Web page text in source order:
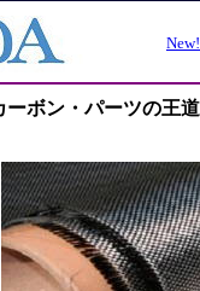
ーボン・パーツの王